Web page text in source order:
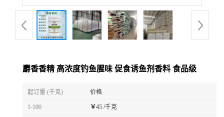
麝香香精 高浓度钓鱼腥味 促食诱鱼剂香料 食品级
起订量 (千克) 价格
1-100 ￥45 /千克